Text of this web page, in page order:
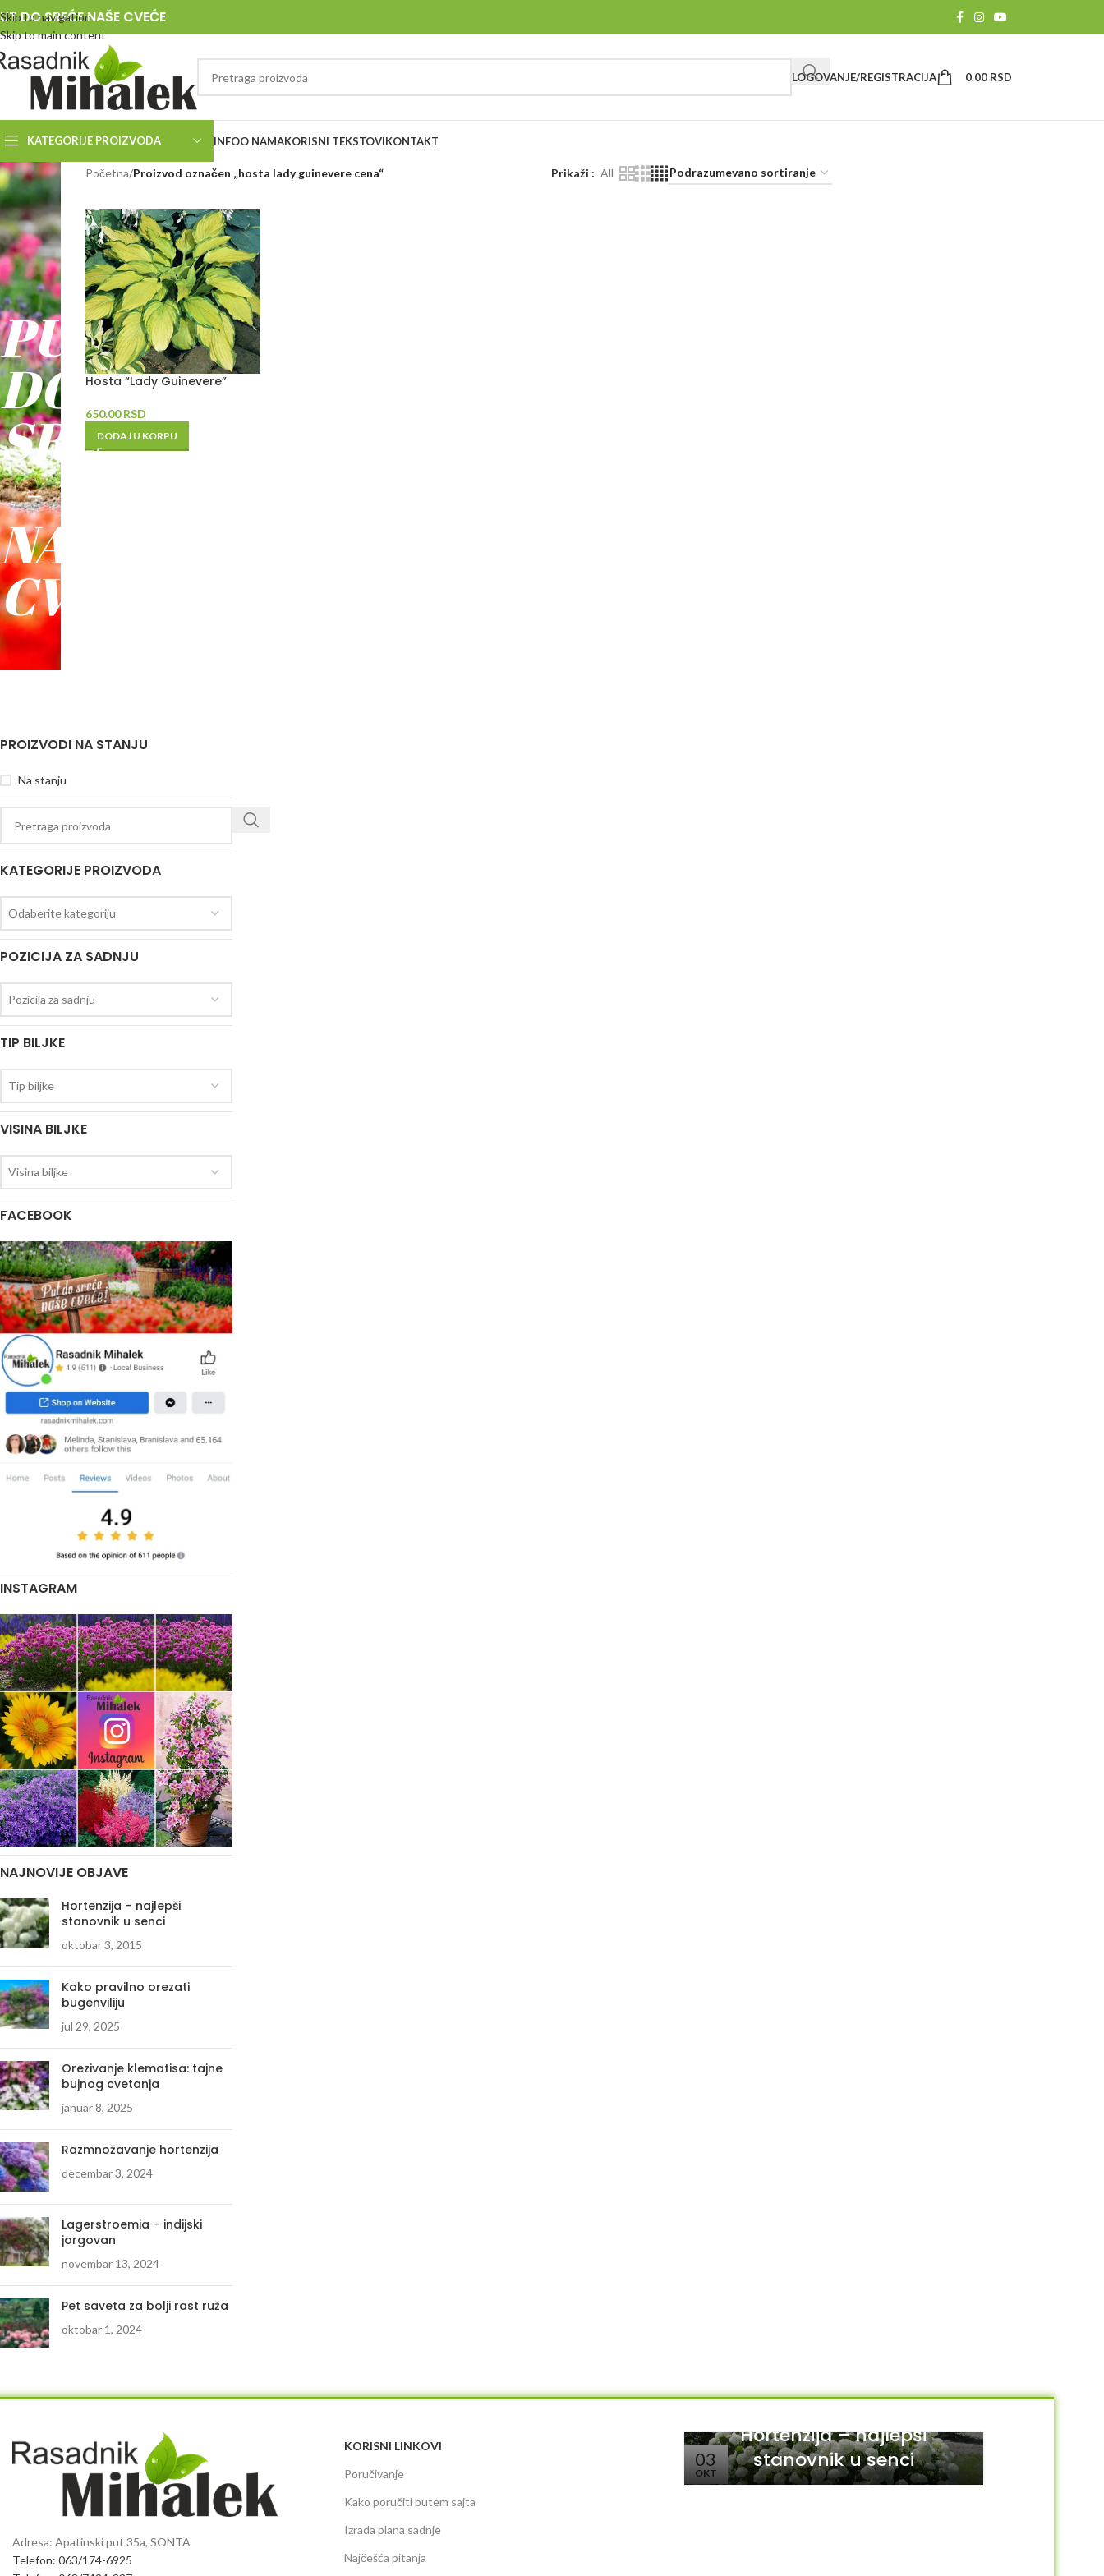
Skip to navigation
Skip to main content
DO SREĆE NAŠE CVEĆE
LOGOVANJE/REGISTRACIJA 0.00 RSD
KATEGORIJE PROIZVODA INFOO NAMAKORISNI TEKSTOVIKONTAKT
RASADNIK
MIHALEK
PUT
DO
SREĆE
-
NAŠE
CVEĆE
Početna/Proizvod označen „hosta lady guinevere cena“ Prikaži All
Hosta “Lady Guinevere”
650.00RSD
DODAJ U KORPU
PROIZVODI NA STANJU
Na stanju
KATEGORIJE PROIZVODA
Odaberite kategoriju
POZICIJA ZA SADNJU
Pozicija za sadnju
TIP BILJKE
Tip biljke
VISINA BILJKE
Visina biljke
FACEBOOK
INSTAGRAM
NAJNOVIJE OBJAVE
Hortenzija – najlepši
stanovnik u senci
oktobar 3, 2015
Kako pravilno orezati
bugenviliju
jul 29, 2025
Orezivanje klematisa: tajne
bujnog cvetanja
januar 8, 2025
Razmnožavanje hortenzija
decembar 3, 2024
Lagerstroemia – indijski
jorgovan
novembar 13, 2024
Pet saveta za bolji rast ruža
oktobar 1, 2024
Adresa: Apatinski put 35a, SONTA
Telefon: 063/174-6925
KORISNI LINKOVI
Poručivanje
Kako poručiti putem sajta
Izrada plana sadnje
Najčešća pitanja
03
OKT
Hortenzija – najlepši
stanovnik u senci